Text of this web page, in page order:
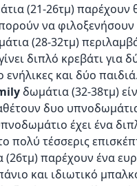
(21-26τμ) παρέχουν
να φιλοξενήσουν
(28-32τμ)
διπλό κρεβάτι
ενήλικες και δύο παιδιά.
δωμάτια (32-38τμ)
δυο
έχει ένα
πολύ τέσσερις
(26τμ) παρέχουν ένα
και ιδιωτικό